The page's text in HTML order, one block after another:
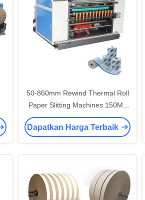
50-860mm Rewind Thermal Roll
Paper Slitting Machines 150M /
Min
Dapatkan Harga Terbaik